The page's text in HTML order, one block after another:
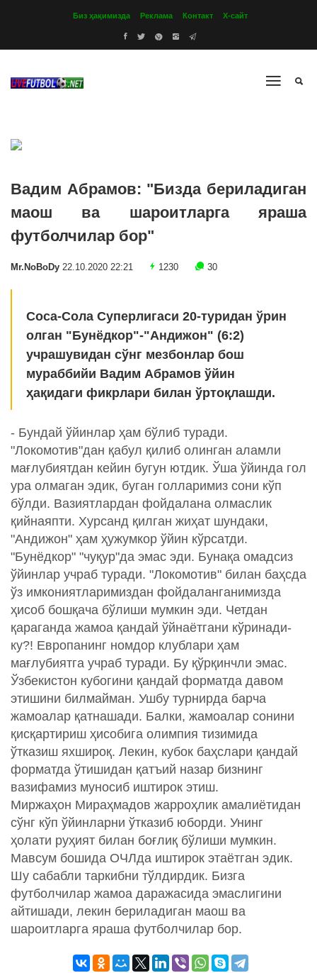
Биз ҳақимизда Реклама Контакт Х-сайт
Вадим Абрамов: "Бизда бериладиган
маош ва шароитларга яраша
футболчилар бор"
Mr.NoBoDy 22.10.2020 22:21 1230 30
Cоcа-Cола Суперлигаси 20-туридан ўрин
олган "Бунёдкор"-"Андижон" (6:2)
учрашувидан сўнг мезбонлар бош
мураббийи Вадим Абрамов ўйин
ҳақидаги фикрлари билан ўртоқлашди.
- Бундай ўйинлар ҳам бўлиб туради.
"Локомотив"дан қабул қилиб олинган аламли
мағлубиятдан кейин бугун ютдик. Ўша ўйинда гол
ура олмаган эдик, буган голларимиз сони кўп
бўлди. Вазиятлардан фойдалана олмаслик
қийнаяпти. Хурсанд қилган жиҳат шундаки,
"Андижон" ҳам ҳужумкор ўйин кўрсатди.
"Бунёдкор" "чуқур"да эмас эди. Бунақа омадсиз
ўйинлар учраб туради. "Локомотив" билан баҳсда
ўз имкониятларимиздан фойдаланганимизда
ҳисоб бошқача бўлиши мумкин эди. Четдан
қараганда жамоа қандай ўйнаётгани кўринади-
ку?! Европанинг номдор клублари ҳам
мағлубиятга учраб туради. Бу қўрқинчли эмас.
Ўзбекистон кубогини қандай форматда давом
этишини билмайман. Ушбу турнирда барча
жамоалар қатнашади. Балки, жамоалар сонини
қисқартириш ҳисобига олимпия тизимида
ўтказиш яхшироқ. Лекин, кубок баҳслари қандай
форматда ўтишидан қатъий назар бизнинг
вазифамиз муносиб иштирок этиш.
Миржаҳон Мираҳмадов жарроҳлик амалиётидан
сўнг кўп ўйинларни ўтказиб юборди. Унинг
ҳолати руҳият билан боғлиқ бўлиши мумкин.
Мавсум бошида ОЧЛда иштирок этаётган эдик.
Шу сабабли таркибни тўлдирдик. Бизга
футболчилар жамоа даражасида эмаслигини
айтишади, лекин бериладиган маош ва
шароитларга яраша футболчилар бор.